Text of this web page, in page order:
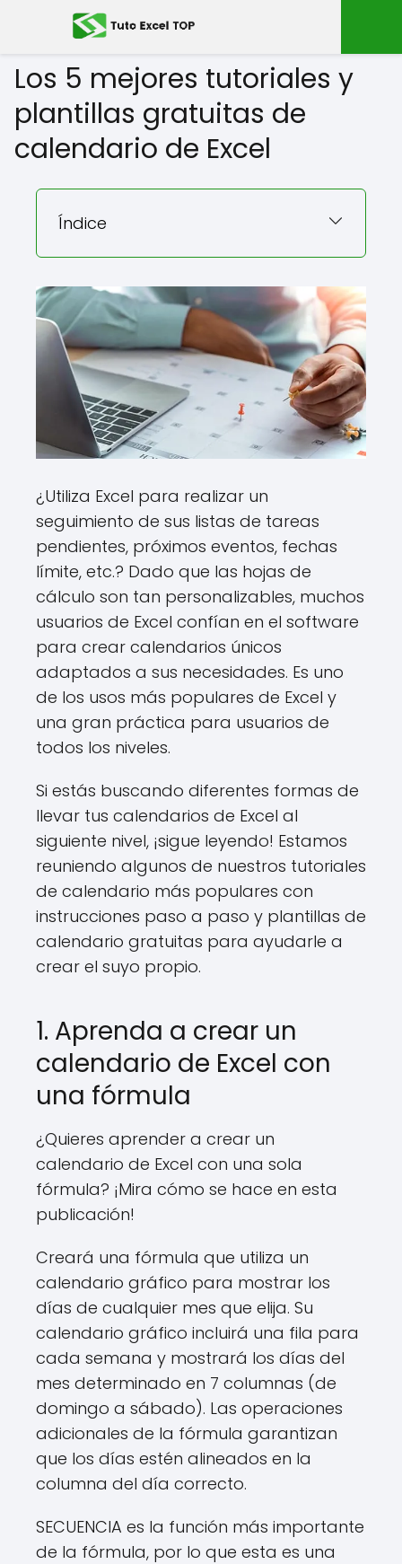
Los 5 mejores tutoriales y
plantillas gratuitas de
calendario de Excel
Índice
¿Utiliza Excel para realizar un
seguimiento de sus listas de tareas
pendientes, próximos eventos, fechas
límite, etc.? Dado que las hojas de
cálculo son tan personalizables, muchos
usuarios de Excel confían en el software
para crear calendarios únicos
adaptados a sus necesidades. Es uno
de los usos más populares de Excel y
una gran práctica para usuarios de
todos los niveles.
Si estás buscando diferentes formas de
llevar tus calendarios de Excel al
siguiente nivel, ¡sigue leyendo! Estamos
reuniendo algunos de nuestros tutoriales
de calendario más populares con
instrucciones paso a paso y plantillas de
calendario gratuitas para ayudarle a
crear el suyo propio.
1. Aprenda a crear un
calendario de Excel con
una fórmula
¿Quieres aprender a crear un
calendario de Excel con una sola
fórmula? ¡Mira cómo se hace en esta
publicación!
Creará una fórmula que utiliza un
calendario gráfico para mostrar los
días de cualquier mes que elija. Su
calendario gráfico incluirá una fila para
cada semana y mostrará los días del
mes determinado en 7 columnas (de
domingo a sábado). Las operaciones
adicionales de la fórmula garantizan
que los días estén alineados en la
columna del día correcto.
SECUENCIA es la función más importante
de la fórmula, por lo que esta es una